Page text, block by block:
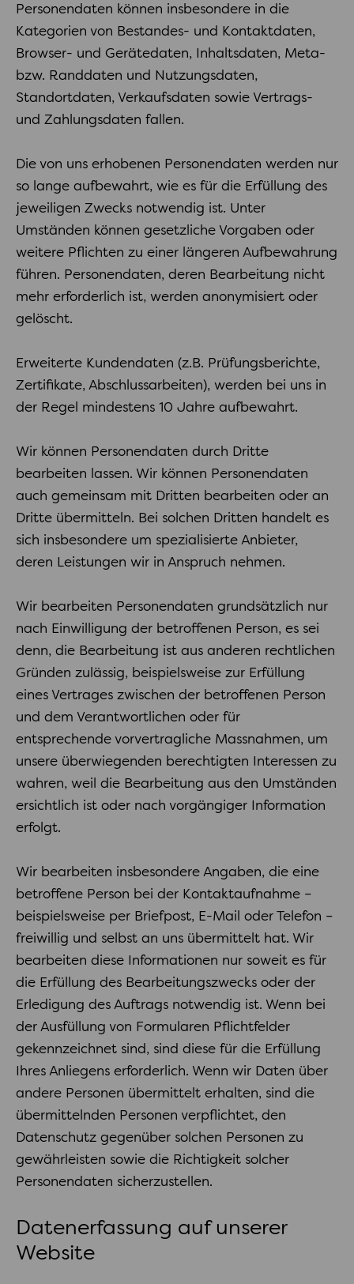
Personendaten können insbesondere in die
Kategorien von Bestandes- und Kontaktdaten,
Browser- und Gerätedaten, Inhaltsdaten, Meta-
bzw. Randdaten und Nutzungsdaten,
Standortdaten, Verkaufsdaten sowie Vertrags-
und Zahlungsdaten fallen.
Die von uns erhobenen Personendaten werden nur
so lange aufbewahrt, wie es für die Erfüllung des
jeweiligen Zwecks notwendig ist. Unter
Umständen können gesetzliche Vorgaben oder
weitere Pflichten zu einer längeren Aufbewahrung
führen. Personendaten, deren Bearbeitung nicht
mehr erforderlich ist, werden anonymisiert oder
gelöscht.
Erweiterte Kundendaten (z.B. Prüfungsberichte,
Zertifikate, Abschlussarbeiten), werden bei uns in
der Regel mindestens 10 Jahre aufbewahrt.
Wir können Personendaten durch Dritte
bearbeiten lassen. Wir können Personendaten
auch gemeinsam mit Dritten bearbeiten oder an
Dritte übermitteln. Bei solchen Dritten handelt es
sich insbesondere um spezialisierte Anbieter,
deren Leistungen wir in Anspruch nehmen.
Wir bearbeiten Personendaten grundsätzlich nur
nach Einwilligung der betroffenen Person, es sei
denn, die Bearbeitung ist aus anderen rechtlichen
Gründen zulässig, beispielsweise zur Erfüllung
eines Vertrages zwischen der betroffenen Person
und dem Verantwortlichen oder für
entsprechende vorvertragliche Massnahmen, um
unsere überwiegenden berechtigten Interessen zu
wahren, weil die Bearbeitung aus den Umständen
ersichtlich ist oder nach vorgängiger Information
erfolgt.
Wir bearbeiten insbesondere Angaben, die eine
betroffene Person bei der Kontaktaufnahme –
beispielsweise per Briefpost, E-Mail oder Telefon –
freiwillig und selbst an uns übermittelt hat. Wir
bearbeiten diese Informationen nur soweit es für
die Erfüllung des Bearbeitungszwecks oder der
Erledigung des Auftrags notwendig ist. Wenn bei
der Ausfüllung von Formularen Pflichtfelder
gekennzeichnet sind, sind diese für die Erfüllung
Ihres Anliegens erforderlich. Wenn wir Daten über
andere Personen übermittelt erhalten, sind die
übermittelnden Personen verpflichtet, den
Datenschutz gegenüber solchen Personen zu
gewährleisten sowie die Richtigkeit solcher
Personendaten sicherzustellen.
Datenerfassung auf unserer
Website